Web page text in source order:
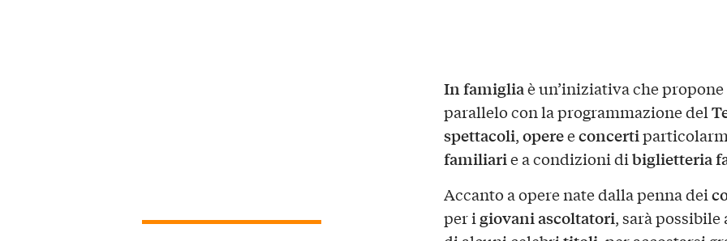
In famigliaè un’iniziativa che propone
parallelo con la programmazione del
spettacoli,opereeconcerti
familiarie a condizioni dibiglietteria
Accanto a opere nate dalla penna dei
per i giovani ascoltatori, sarà possibile